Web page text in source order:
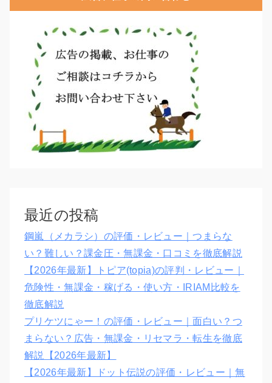
最近の投稿
鋼嵐（メカラシ）の評価・レビュー｜つまらな
い？難しい？課金圧・無課金・口コミを徹底解説
【2026年最新】トピア(topia)の評判・レビュー｜
危険性・無課金・稼げる・使い方・IRIAM比較を
徹底解説
プリケツにゃー！の評価・レビュー｜面白い？つ
まらない？広告・無課金・リセマラ・転生を徹底
解説【2026年最新】
【2026年最新】ドット伝説の評価・レビュー｜無